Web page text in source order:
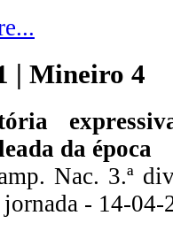
| Mineiro 4
da época
Nac. 3.ª
jornada - 14-04-